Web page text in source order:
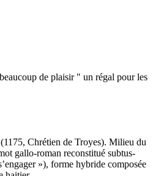
de plaisir " un régal pour les
Chrétien de Troyes). Milieu du
gallo-roman reconstitué subtus-
»), forme hybride composée